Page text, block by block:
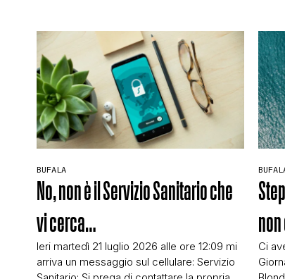
BUFALA
No, non è il Servizio Sanitario che
vi cerca…
Ieri martedì 21 luglio 2026 alle ore 12:09 mi
arriva un messaggio sul cellulare: Servizio
Ci